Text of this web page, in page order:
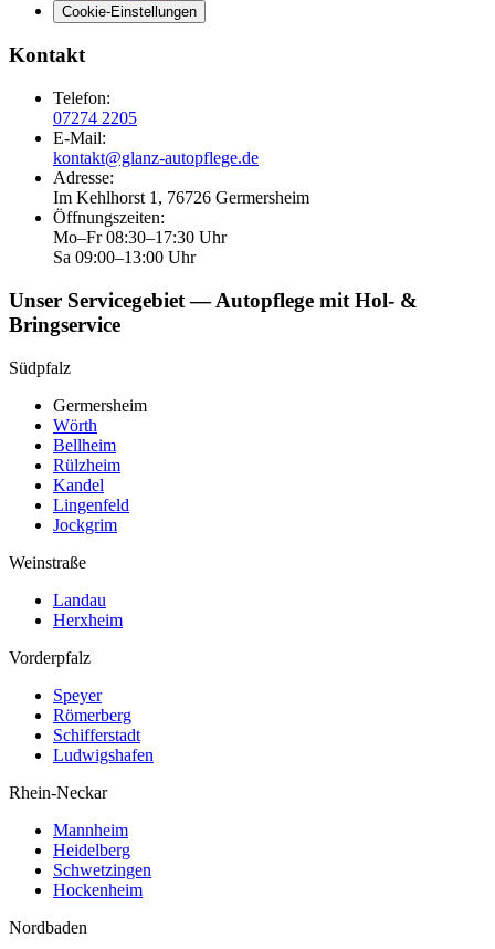
Cookie-Einstellungen
Kontakt
Telefon:
07274 2205
E-Mail:
kontakt@glanz-autopflege.de
Adresse:
Im Kehlhorst 1, 76726 Germersheim
Öffnungszeiten:
Mo–Fr 08:30–17:30 Uhr
Sa 09:00–13:00 Uhr
Unser Servicegebiet — Autopflege mit Hol- &
Bringservice
Südpfalz
Germersheim
Wörth
Bellheim
Rülzheim
Kandel
Lingenfeld
Jockgrim
Weinstraße
Landau
Herxheim
Vorderpfalz
Speyer
Römerberg
Schifferstadt
Ludwigshafen
Rhein-Neckar
Mannheim
Heidelberg
Schwetzingen
Hockenheim
Nordbaden